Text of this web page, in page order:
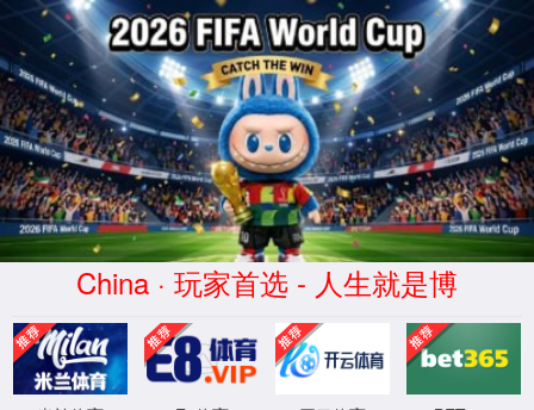
beats365·(中国区)唯一官方网站
WTS-WAF拦截详情
出现该页面的原因:
1.你的请求是黑客攻击
2.你的请求合法但触发了安全规则,请提交问题反馈